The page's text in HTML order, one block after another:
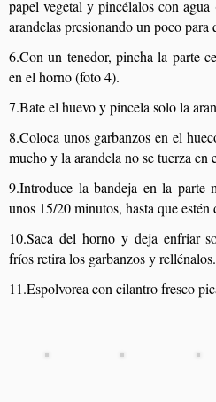
papel vegetal y pincélalos con
arandelas presionando un poco para
6.Con un tenedor, pincha la parte
en el horno (foto 4).
7.Bate el huevo y pincela solo la
8.Coloca unos garbanzos en el
mucho y la arandela no se tuerza en
9.Introduce la bandeja en la parte
unos 15/20 minutos, hasta que estén
10.Saca del horno y deja enfriar
fríos retira los garbanzos y rellénalos.
11.Espolvorea con cilantro fresco